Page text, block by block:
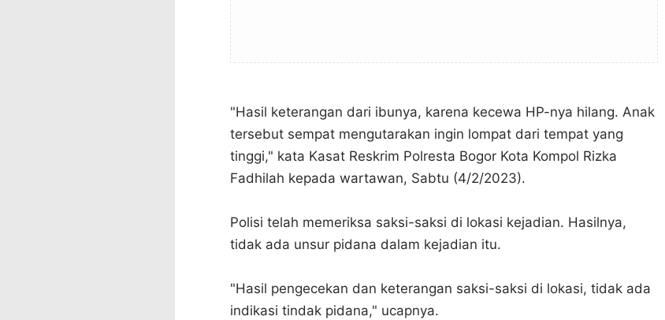
Polisi: Pria Jatuh dari Lantai 3 Mal di Bogor gegara
Kecewa HP Hilang
"Hasil keterangan dari ibunya, karena kecewa HP-nya hilang. Anak
tersebut sempat mengutarakan ingin lompat dari tempat yang
tinggi," kata Kasat Reskrim Polresta Bogor Kota Kompol Rizka
Fadhilah kepada wartawan, Sabtu (4/2/2023).
Polisi telah memeriksa saksi-saksi di lokasi kejadian. Hasilnya,
tidak ada unsur pidana dalam kejadian itu.
"Hasil pengecekan dan keterangan saksi-saksi di lokasi, tidak ada
indikasi tindak pidana," ucapnya.
Polisi: Pria Jatuh dari Lantai 3 Mal di Bogor gegara
Kecewa HP Hilang